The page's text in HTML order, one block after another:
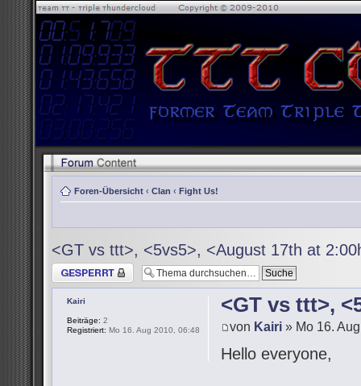
Foren-Übersicht ‹ Clan ‹ Fight Us!
<GT vs ttt>, <5vs5>, <August 17th at
Thema gesperrt
<GT vs ttt>,
von Kairi » Mo 16.
Hello everyone,
Kairi
Beiträge: 2
Registriert: Mo 16. Aug 2010, 06:48